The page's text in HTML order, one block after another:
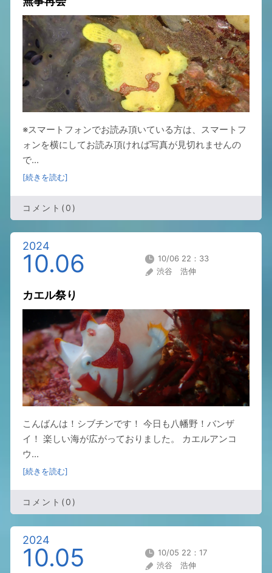
※スマートフォンでお読み頂いている方は、スマートフ
ォンを横にしてお読み頂ければ写真が見切れませんの
で...
[続きを読む]
コメント(0)
2024
10.06
10/06 22：33
渋谷 浩伸
カエル祭り
こんばんは！シブチンです！ 今日も八幡野！バンザ
イ！ 楽しい海が広がっておりました。 カエルアンコ
ウ...
[続きを読む]
コメント(0)
2024
10.05
10/05 22：17
渋谷 浩伸